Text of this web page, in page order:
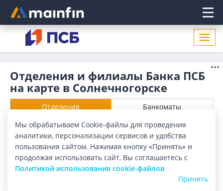
Главное меню
Отделения и филиалы Банка ПСБ
на карте в Солнечногорске
Отделения Банкоматы
Все банки Карта Список
Город:Солнечногорск
Мы обрабатываем Cookie-файлы для проведения
аналитики, персонализации сервисов и удобства
пользования сайтом. Нажимая кнопку «Принять» и
продолжая использовать сайт, Вы соглашаетесь с
Политикой использования cookie-файлов
Принять